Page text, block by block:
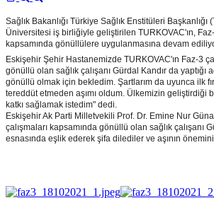
Sağlık Bakanlığı Türkiye Sağlık Enstitüleri Başkanlığı
Üniversitesi iş birliğiyle geliştirilen TURKOVAC'ın,
kapsamında gönüllülere uygulanmasına devam
Eskişehir Şehir Hastanemizde TURKOVAC'ın Faz-3
gönüllü olan sağlık çalışanı Gürdal Kandır da yaptığı
gönüllü olmak için bekledim. Şartlarım da uyunca ilk
tereddüt etmeden aşımı oldum. Ülkemizin geliştirdiği
katkı sağlamak istedim" dedi.
Eskişehir Ak Parti Milletvekili Prof. Dr. Emine Nur
çalışmaları kapsamında gönüllü olan sağlık çalışanı
esnasında eşlik ederek şifa dilediler ve aşının